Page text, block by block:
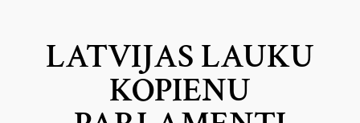
LATVIJAS LAUKU
KOPIENU